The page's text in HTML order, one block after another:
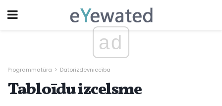
ad
Programmatūra Datorizdevniecība
Tabloīdu izcelsme